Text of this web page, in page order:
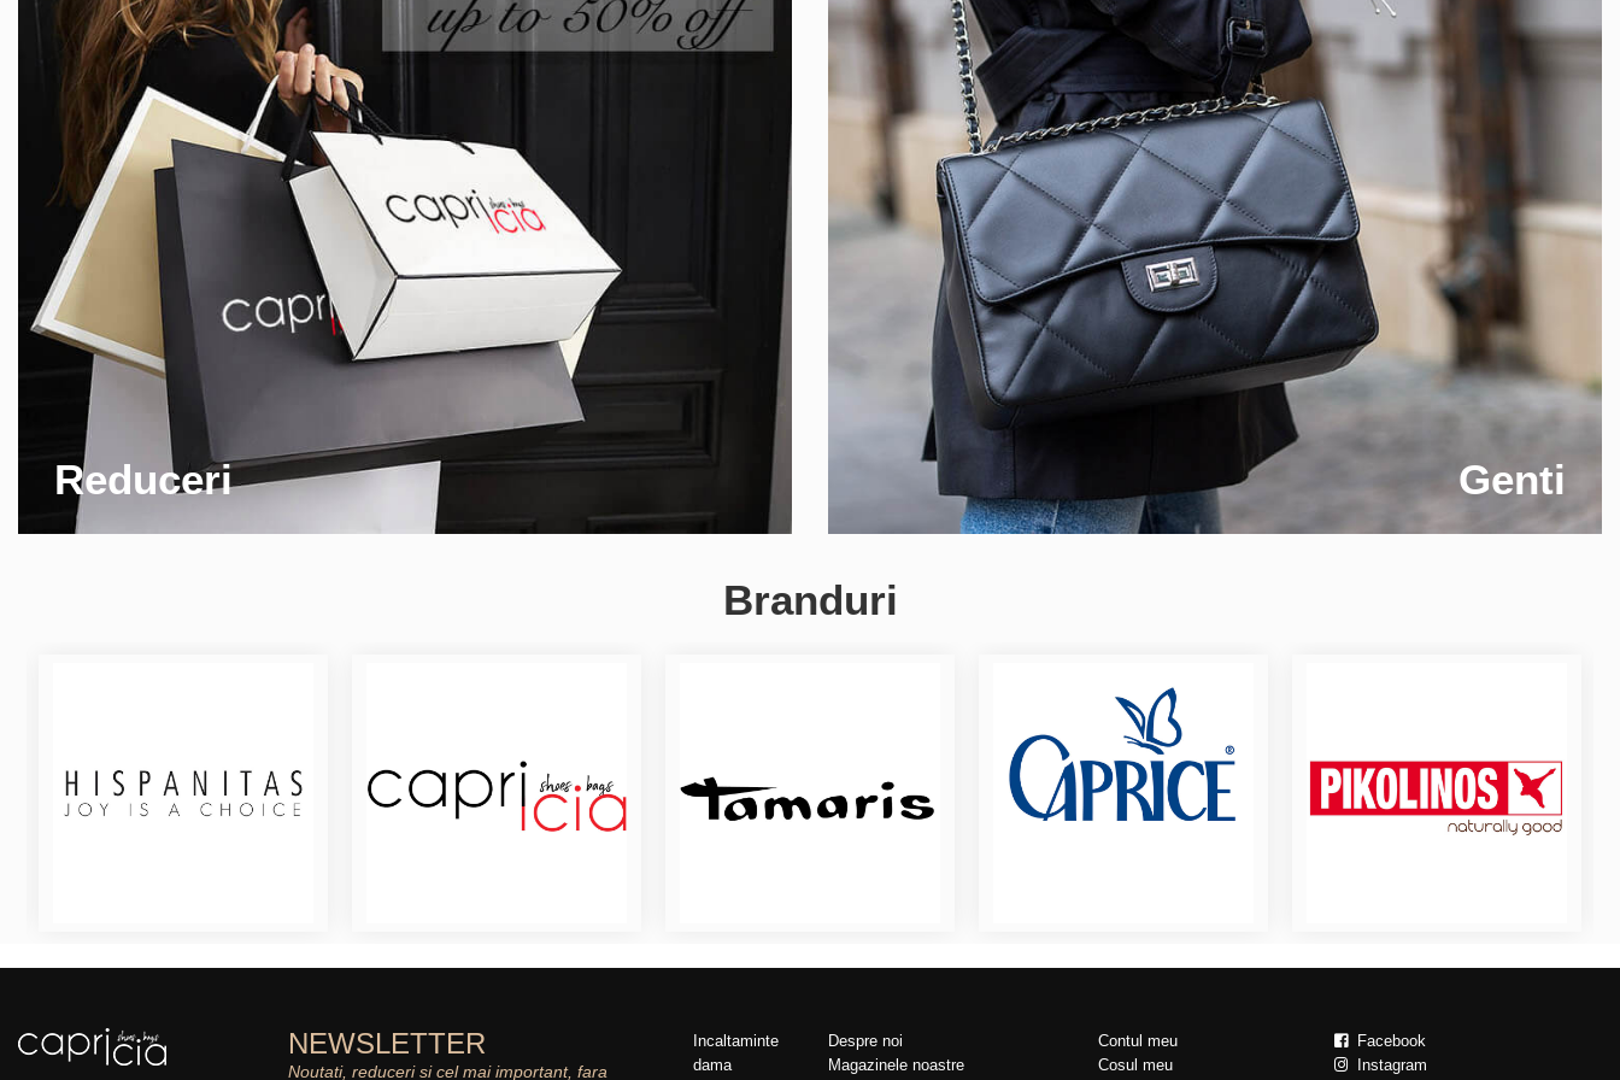
Reduceri Genti
Branduri
NEWSLETTER
Noutati, reduceri si cel mai important, fara
Incaltaminte
dama
Despre noi
Magazinele noastre
Contul meu
Cosul meu
Facebook
Instagram